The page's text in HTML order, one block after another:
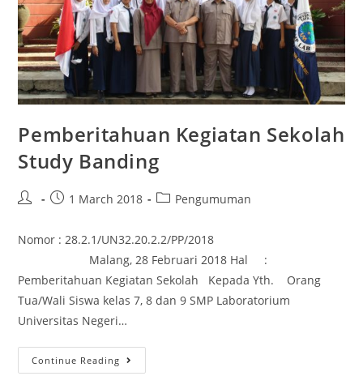
Pemberitahuan Kegiatan Sekolah
Study Banding
1 March 2018 Pengumuman
Nomor : 28.2.1/UN32.20.2.2/PP/2018
Malang, 28 Februari 2018 Hal :
Pemberitahuan Kegiatan Sekolah Kepada Yth. Orang
Tua/Wali Siswa kelas 7, 8 dan 9 SMP Laboratorium
Universitas Negeri…
Continue Reading